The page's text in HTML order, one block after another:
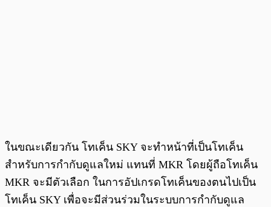
ในขณะเดียวกัน โทเค็น SKY จะทำหน้าที่เป็นโทเค็น
สำหรับการกำกับดูแลใหม่ แทนที่ MKR โดยผู้ถือโทเค็น
MKR จะมีตัวเลือก ในการอัปเกรดโทเค็นของตนไปเป็น
โทเค็น SKY เพื่อจะมีส่วนร่วมในระบบการกำกับดูแล